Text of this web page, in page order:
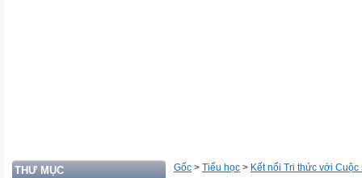
THƯ MỤC Gốc > Tiểu học > Kết nối Tri thức với Cuộc